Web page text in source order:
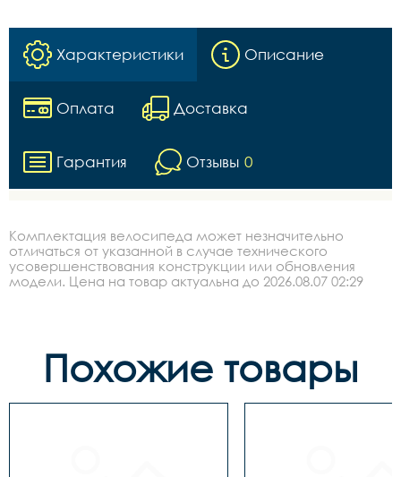
Характеристики Описание
Оплата Доставка
Гарантия Отзывы 0
Комплектация велосипеда может незначительно
отличаться от указанной в случае технического
усовершенствования конструкции или обновления
модели. Цена на товар актуальна до 2026.08.07 02:29
Похожие товары